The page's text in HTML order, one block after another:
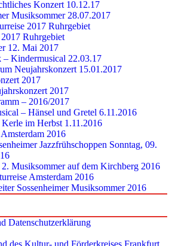
Konzert 10.12.17
Musiksommer 28.07.2017
2017 Ruhrgebiet
Ruhrgebiet
12. Mai 2017
Kindermusical 22.03.17
Neujahrskonzert 15.01.2017
2017
2017
– 2016/2017
– Hänsel und Gretel 6.11.2016
im Herbst 1.11.2016
2016
Jazzfrühschoppen Sonntag, 09.
Musiksommer auf dem Kirchberg 2016
Amsterdam 2016
Sossenheimer Musiksommer 2016
Datenschutzerklärung
des Kultur- und Förderkreises Frankfurt